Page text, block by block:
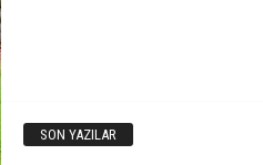
SON YAZILAR